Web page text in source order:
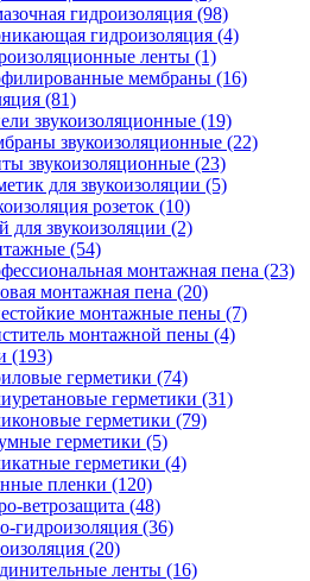
гидроизоляция (98)
гидроизоляция (4)
ленты (1)
мембраны (16)
(81)
звукоизоляционные (19)
звукоизоляционные (22)
звукоизоляционные (23)
для звукоизоляции (5)
розеток (10)
для звукоизоляции (2)
(54)
монтажная пена (23)
монтажная пена (20)
монтажные пены (7)
монтажной пены (4)
(193)
герметики (74)
герметики (31)
герметики (79)
герметики (5)
герметики (4)
пленки (120)
ветрозащита (48)
гидроизоляция (36)
(20)
ленты (16)